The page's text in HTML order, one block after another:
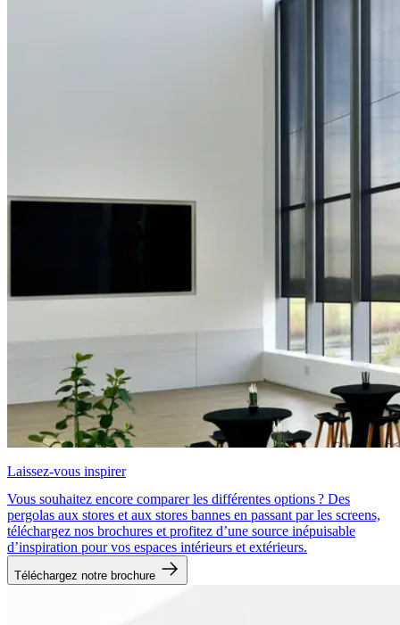
Laissez-vous inspirer
Vous souhaitez encore comparer les différentes options ? Des
pergolas aux stores et aux stores bannes en passant par les screens,
téléchargez nos brochures et profitez d’une source inépuisable
d’inspiration pour vos espaces intérieurs et extérieurs.
Téléchargez notre brochure